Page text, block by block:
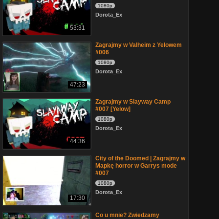
53:31
1080p
Dorota_Ex
47:23
Zagrajmy w Valheim z Yelowem
#006
1080p
Dorota_Ex
44:36
Zagrajmy w Slayway Camp
#007 [Yelow]
1080p
Dorota_Ex
17:30
City of the Doomed | Zagrajmy w
Mapkę horror w Garrys mode
#007
1080p
Dorota_Ex
Co u mnie? Zwiedzamy